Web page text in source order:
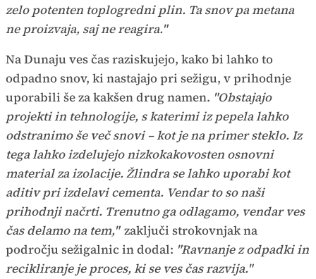
zelo potenten toplogredni plin. Ta snov pa metana
ne proizvaja, saj ne reagira."
Na Dunaju ves čas raziskujejo, kako bi lahko to
odpadno snov, ki nastajajo pri sežigu, v prihodnje
uporabili še za kakšen drug namen. "Obstajajo
projekti in tehnologije, s katerimi iz pepela lahko
odstranimo še več snovi – kot je na primer steklo. Iz
tega lahko izdelujejo nizkokakovosten osnovni
material za izolacije. Žlindra se lahko uporabi kot
aditiv pri izdelavi cementa. Vendar to so naši
prihodnji načrti. Trenutno ga odlagamo, vendar ves
čas delamo na tem," zaključi strokovnjak na
področju sežigalnic in dodal: "Ravnanje z odpadki in
recikliranje je proces, ki se ves čas razvija."